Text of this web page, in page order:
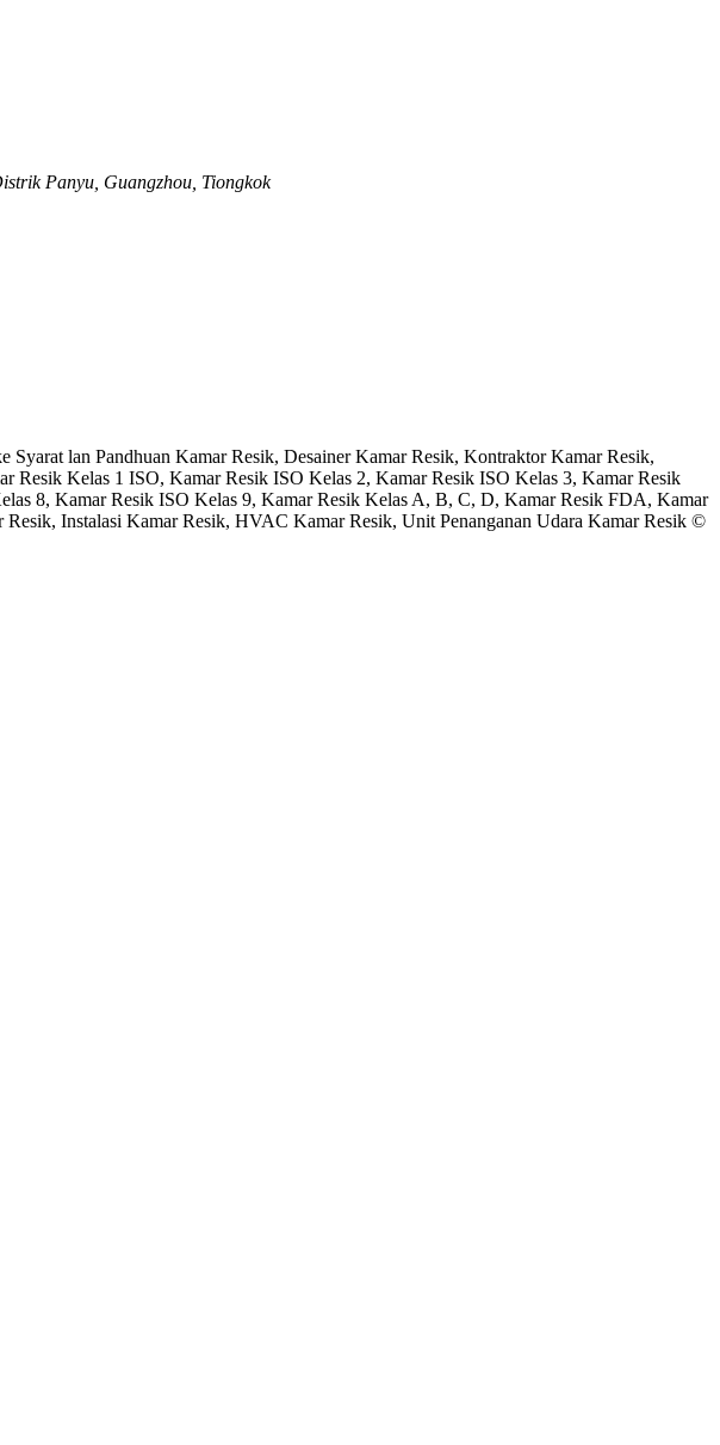
Panyu, Guangzhou, Tiongkok
lan Pandhuan Kamar Resik, Desainer Kamar Resik, Kontraktor Kamar Resik,
Resik Kelas 1 ISO, Kamar Resik ISO Kelas 2, Kamar Resik ISO Kelas 3, Kamar Resik
8, Kamar Resik ISO Kelas 9, Kamar Resik Kelas A, B, C, D, Kamar Resik FDA, Kamar
Instalasi Kamar Resik, HVAC Kamar Resik, Unit Penanganan Udara Kamar Resik ©